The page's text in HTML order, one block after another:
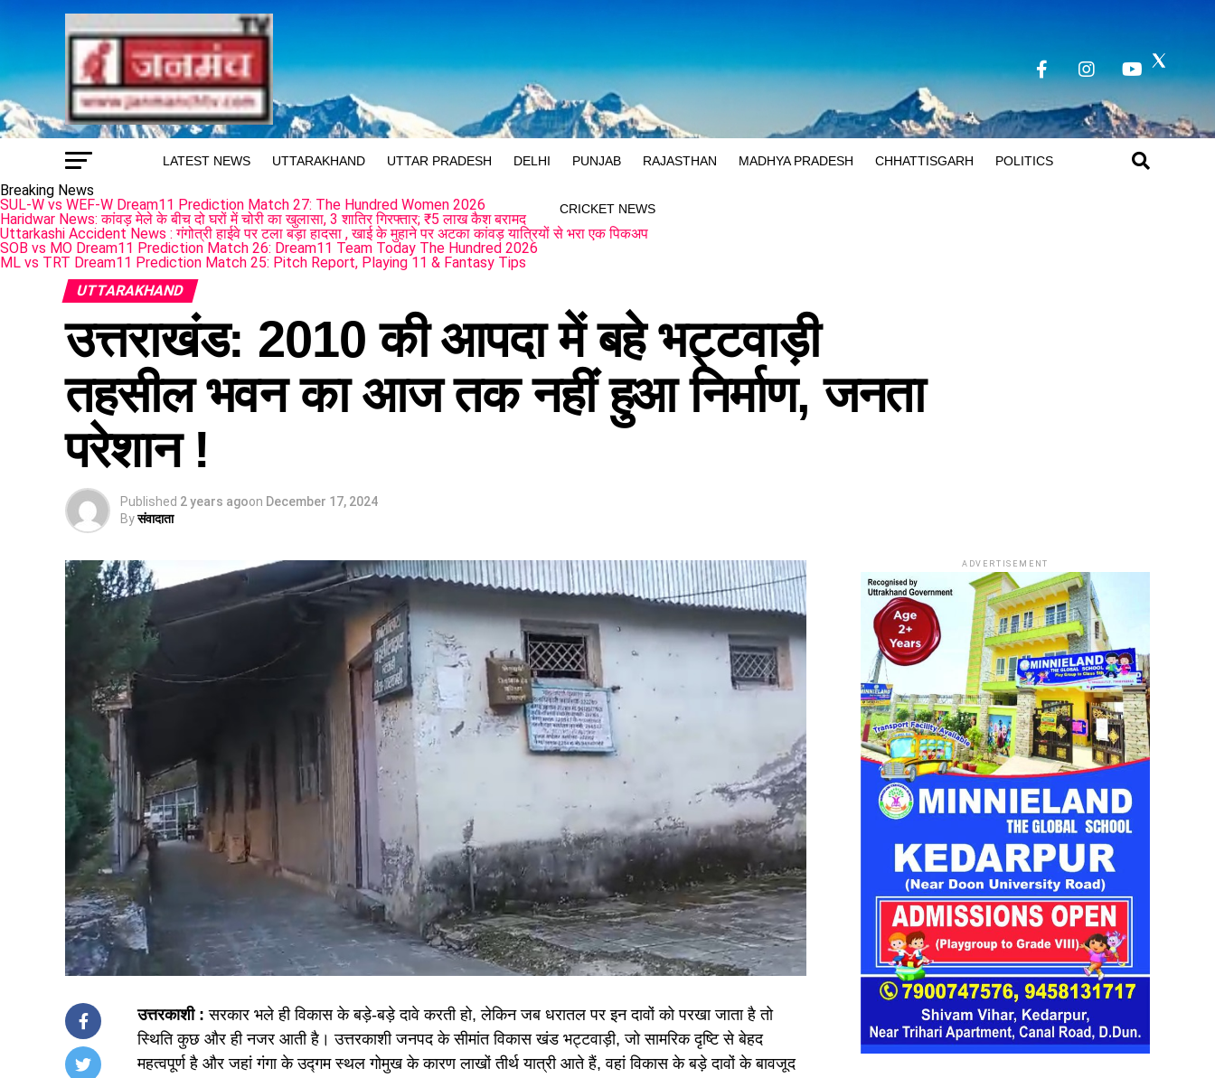
LATEST NEWS UTTARAKHAND UTTAR PRADESH DELHI PUNJAB RAJASTHAN MADHYA PRADESH CHHATTISGARH POLITICS
CRICKET NEWS
Breaking News
SUL-W vs WEF-W Dream11 Prediction Match 27: The Hundred Women 2026
Haridwar News: कांवड़ मेले के बीच दो घरों में चोरी का खुलासा, 3 शातिर गिरफ्तार; ₹5 लाख कैश बरामद
Uttarkashi Accident News : गंगोत्री हाईवे पर टला बड़ा हादसा , खाई के मुहाने पर अटका कांवड़ यात्रियों से भरा एक पिकअप
SOB vs MO Dream11 Prediction Match 26: Dream11 Team Today The Hundred 2026
ML vs TRT Dream11 Prediction Match 25: Pitch Report, Playing 11 & Fantasy Tips
UTTARAKHAND
उत्तराखंड: 2010 की आपदा में बहे भट्टवाड़ी
तहसील भवन का आज तक नहीं हुआ निर्माण, जनता
परेशान !
Published 2 years agoon December 17, 2024
Byसंवादाता
उत्तरकाशी : सरकार भले ही विकास के बड़े-बड़े दावे करती हो, लेकिन जब धरातल पर इन दावों को परखा जाता है तो
स्थिति कुछ और ही नजर आती है। उत्तरकाशी जनपद के सीमांत विकास खंड भट्टवाड़ी, जो सामरिक दृष्टि से बेहद
महत्वपूर्ण है और जहां गंगा के उद्गम स्थल गोमुख के कारण लाखों तीर्थ यात्री आते हैं, वहां विकास के बड़े दावों के बावजूद
ADVERTISEMENT